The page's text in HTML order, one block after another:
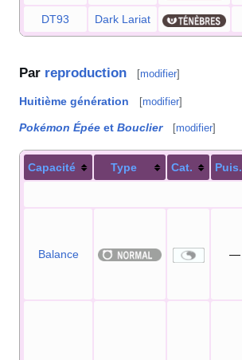
DT93 Dark Lariat
Par reproduction [modifier]
Huitième génération [modifier]
Pokémon Épée et Bouclier [modifier]
Capacité Type Cat. Puis.
Balance —